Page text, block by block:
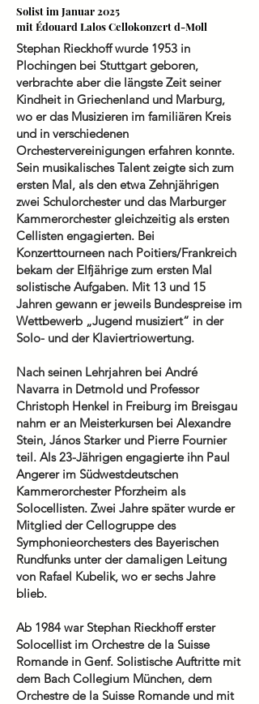
Solist im Januar 2025
mit Édouard Lalos Cellokonzert d-Moll
Stephan Rieckhoff wurde 1953 in
Plochingen bei Stuttgart geboren,
verbrachte aber die längste Zeit seiner
Kindheit in Griechenland und Marburg,
wo er das Musizieren im familiären Kreis
und in verschiedenen
Orchestervereinigungen erfahren konnte.
Sein musikalisches Talent zeigte sich zum
ersten Mal, als den etwa Zehnjährigen
zwei Schulorchester und das Marburger
Kammerorchester gleichzeitig als ersten
Cellisten engagierten. Bei
Konzerttourneen nach Poitiers/Frankreich
bekam der Elfjährige zum ersten Mal
solistische Aufgaben. Mit 13 und 15
Jahren gewann er jeweils Bundespreise im
Wettbewerb „Jugend musiziert“ in der
Solo- und der Klaviertriowertung.
Nach seinen Lehrjahren bei André
Navarra in Detmold und Professor
Christoph Henkel in Freiburg im Breisgau
nahm er an Meisterkursen bei Alexandre
Stein, János Starker und Pierre Fournier
teil. Als 23-Jährigen engagierte ihn Paul
Angerer im Südwestdeutschen
Kammerorchester Pforzheim als
Solocellisten. Zwei Jahre später wurde er
Mitglied der Cellogruppe des
Symphonieorchesters des Bayerischen
Rundfunks unter der damaligen Leitung
von Rafael Kubelik, wo er sechs Jahre
blieb.
Ab 1984 war Stephan Rieckhoff erster
Solocellist im Orchestre de la Suisse
Romande in Genf. Solistische Auftritte mit
dem Bach Collegium München, dem
Orchestre de la Suisse Romande und mit